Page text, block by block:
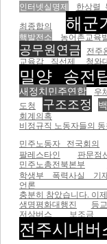
인터넷실명제
한상렬
최종합의
해군
핵발전소
농어촌교육
공무원연금 전주
교육감 직선제
청와
밀양 송전
새정치민주연합
우
도청
구조조정
회계의혹
비정규직 노동자들의
민주노동자 전국회의
팔레스타인
판문점
민주노총전북본부
학생부 폭력사실 기
언
충분히 참았습니다. 이
생명평화대행진
등
저상버스 보조금
전주시내버